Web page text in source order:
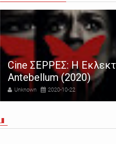
Cine ΣΕΡΡΕΣ: Η
Antebellum (2020)
Unknown 2020-10-22